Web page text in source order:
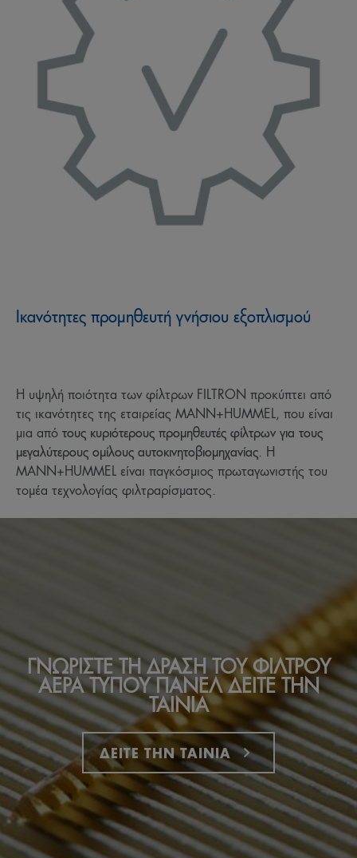
Ικανότητες προμηθευτή γνήσιου εξοπλισμού
Η υψηλή ποιότητα των φίλτρων FILTRON προκύπτει από
τις ικανότητες της εταιρείας MANN+HUMMEL, που είναι
μια από τους κυριότερους προμηθευτές φίλτρων για τους
μεγαλύτερους ομίλους αυτοκινητοβιομηχανίας . Η
MANN+HUMMEL είναι παγκόσμιος πρωταγωνιστής του
τομέα τεχνολογίας φιλτραρίσματος.
ΓΝΩΡΙΣΤΕ ΤΗ ΔΡΑΣΗ ΤΟΥ ΦΙΛΤΡΟΥ
ΑΕΡΑ ΤΥΠΟΥ ΠΑΝΕΛ ΔΕΙΤΕ ΤΗΝ
ΤΑΙΝΙΑ
ΔΕΙΤΕ ΤΗΝ ΤΑΙΝΙΑ